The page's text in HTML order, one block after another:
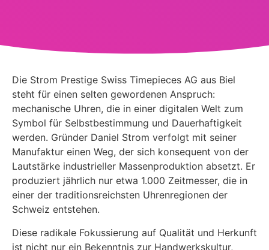
Die Strom Prestige Swiss Timepieces AG aus Biel
steht für einen selten gewordenen Anspruch:
mechanische Uhren, die in einer digitalen Welt zum
Symbol für Selbstbestimmung und Dauerhaftigkeit
werden. Gründer Daniel Strom verfolgt mit seiner
Manufaktur einen Weg, der sich konsequent von der
Lautstärke industrieller Massenproduktion absetzt. Er
produziert jährlich nur etwa 1.000 Zeitmesser, die in
einer der traditionsreichsten Uhrenregionen der
Schweiz entstehen.
Diese radikale Fokussierung auf Qualität und Herkunft
ist nicht nur ein Bekenntnis zur Handwerkskultur,